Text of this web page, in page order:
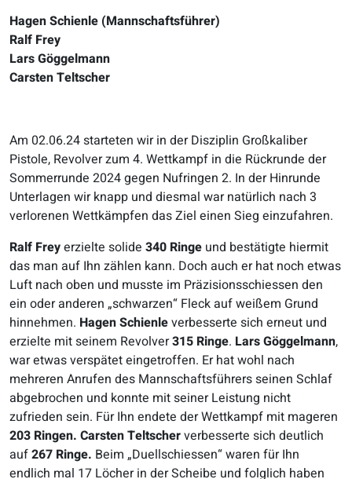
Hagen Schienle (Mannschaftsführer)
Ralf Frey
Lars Göggelmann
Carsten Teltscher
Am 02.06.24 starteten wir in der Disziplin Großkaliber
Pistole, Revolver zum 4. Wettkampf in die Rückrunde der
Sommerrunde 2024 gegen Nufringen 2. In der Hinrunde
Unterlagen wir knapp und diesmal war natürlich nach 3
verlorenen Wettkämpfen das Ziel einen Sieg einzufahren.
Ralf Freyerzielte solide 340 Ringe und bestätigte hiermit
das man auf Ihn zählen kann. Doch auch er hat noch etwas
Luft nach oben und musste im Präzisionsschiessen den
ein oder anderen „schwarzen“ Fleck auf weißem Grund
hinnehmen. Hagen Schienleverbesserte sich erneut und
erzielte mit seinem Revolver315 Ringe. Lars Göggelmann,
war etwas verspätet eingetroffen. Er hat wohl nach
mehreren Anrufen des Mannschaftsführers seinen Schlaf
abgebrochen und konnte mit seiner Leistung nicht
zufrieden sein. Für Ihn endete der Wettkampf mit mageren
203 Ringen. Carsten Teltscherverbesserte sich deutlich
auf267 Ringe. Beim „Duellschiessen“ waren für Ihn
endlich mal 17 Löcher in der Scheibe und folglich haben